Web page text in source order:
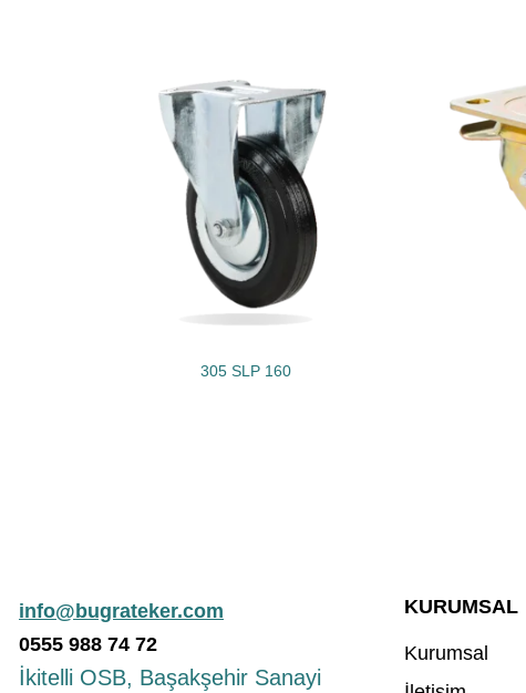
305 SLP 160
info@bugrateker.com
0555 988 74 72
İkitelli OSB, Başakşehir Sanayi
KURUMSAL
Kurumsal